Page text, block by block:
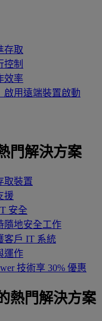
存取
控制
效率
啟用遠端裝置啟動
門解決方案
取裝置
援
安全
隨地安全工作
客戶 IT 系統
運作
技術享 30% 優惠
熱門解決方案